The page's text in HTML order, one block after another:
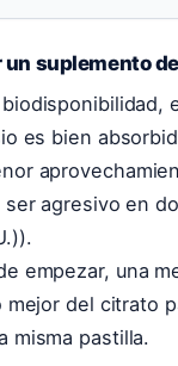
suplemento
es bien
agresivo en
empezar, una
del citrato
misma pastilla.